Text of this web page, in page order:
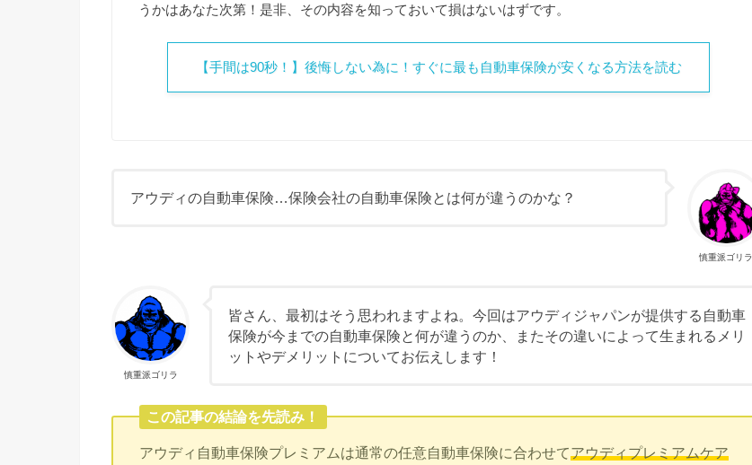
うかはあなた次第！是非、その内容を知っておいて損はないはずです。
【手間は90秒！】後悔しない為に！すぐに最も自動車保険が安くなる方法を読む
慎重派ゴリラ
アウディの自動車保険…保険会社の自動車保険とは何が違うのかな？
慎重派ゴリラ
皆さん、最初はそう思われますよね。今回はアウディジャパンが提供する自動車
保険が今までの自動車保険と何が違うのか、またその違いによって生まれるメリ
ットやデメリットについてお伝えします！
この記事の結論を先読み！
アウディ自動車保険プレミアムは通常の任意自動車保険に合わせてアウディプレミアムケア